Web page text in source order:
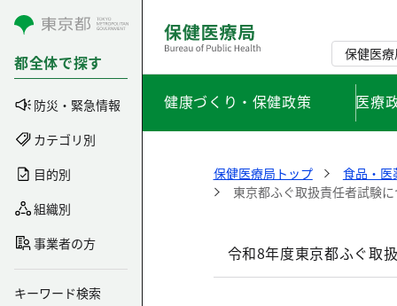
コンテンツにスキップ
都全体で探す
防災・緊急情報
カテゴリ別
目的別
組織別
事業者の方
キーワード検索
保健医
健康づくり・保健政策 医療
保健医療局トップ
食品・医
東京都ふぐ取扱責任者試験
令和8年度東京都ふぐ取